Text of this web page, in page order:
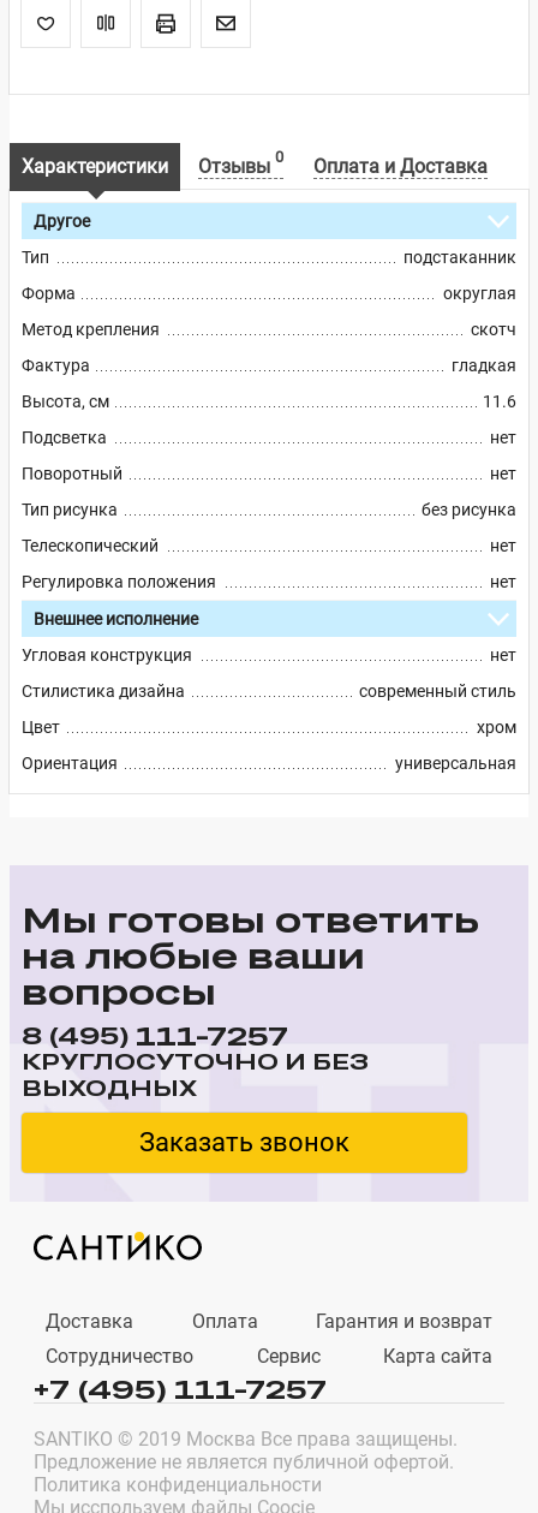
Характеристики Отзывы 0 Оплата и Доставка
Другое
Тип
подстаканник
Форма
округлая
Метод крепления
скотч
Фактура
гладкая
Высота, см
11.6
Подсветка
нет
Поворотный
нет
Тип рисунка
без рисунка
Телескопический
нет
Регулировка положения
нет
Внешнее исполнение
Угловая конструкция
нет
Стилистика дизайна
современный стиль
Цвет
хром
Ориентация
универсальная
Мы готовы ответить
на любые ваши
вопросы
8 (495) 111-7257
КРУГЛОСУТОЧНО И БЕЗ
ВЫХОДНЫХ
Заказать звонок
Доставка Оплата
Гарантия и возврат
Сотрудничество
Сервис Карта сайта
+7 (495) 111-7257
SANTIKO © 2019 Москва Все права защищены.
Предложение не является публичной офертой.
Политика конфиденциальности
Мы исспользуем файлы Coocie